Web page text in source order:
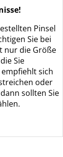
Pinsel
Sie bei
nur die Größe
Sie
sich
oder
sollten Sie